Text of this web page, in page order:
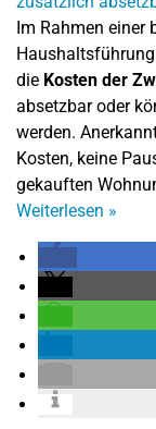
Im Rahmen einer
die Kosten der
absetzbar oder
werden.
Kosten, keine
gekauften
Weiterlesen »